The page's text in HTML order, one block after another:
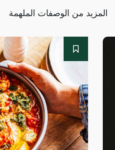
المزيد من الوصفات الملهمة